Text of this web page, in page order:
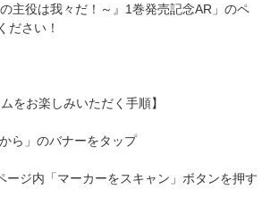
の主役は我々だ！～』1巻発売記念AR」のペ
ださい！
をお楽しみいただく手順】
ら」のバナーをタップ
ジ内「マーカーをスキャン」ボタンを押す